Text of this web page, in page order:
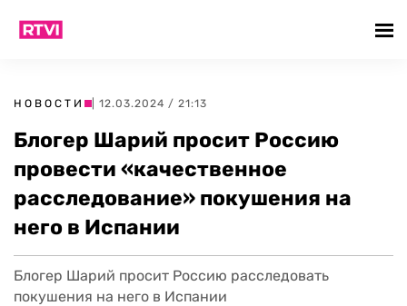
НОВОСТИ | 12.03.2024 / 21:13
Блогер Шарий просит Россию
провести «качественное
расследование» покушения на
него в Испании
Блогер Шарий просит Россию расследовать
покушения на него в Испании